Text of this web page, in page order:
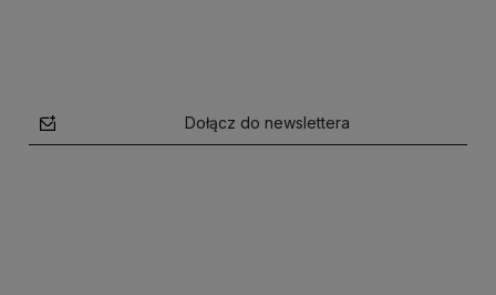
Dołącz do newslettera